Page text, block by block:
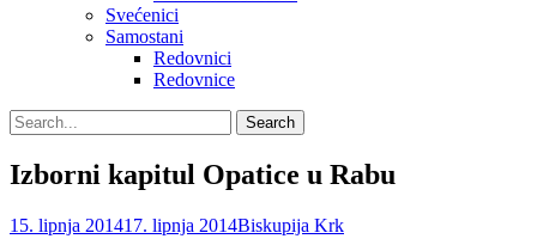
Svećenici
Samostani
Redovnici
Redovnice
Search
Search
for:
Izborni kapitul Opatice u Rabu
Posted
15. lipnja 201417. lipnja 2014Author
Biskupija Krk